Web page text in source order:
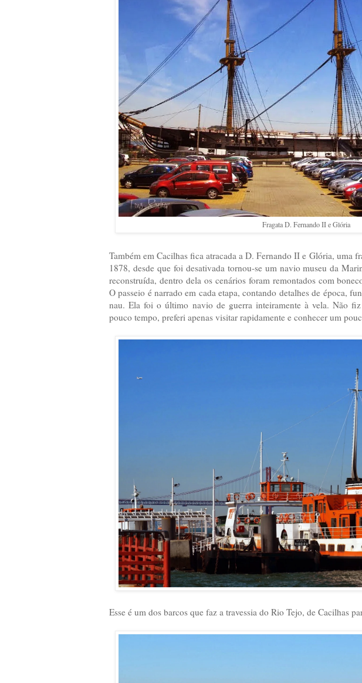
Fragata D. Fernando II e Glória
Também em Cacilhas fica atracada a D. Fernando II e Glória, uma
1878, desde que foi desativada tornou-se um navio museu da
reconstruída, dentro dela os cenários foram remontados com
O passeio é narrado em cada etapa, contando detalhes de época,
nau. Ela foi o último navio de guerra inteiramente à vela. Não
pouco tempo, preferi apenas visitar rapidamente e conhecer um
Esse é um dos barcos que faz a travessia do Rio Tejo, de Cacilhas